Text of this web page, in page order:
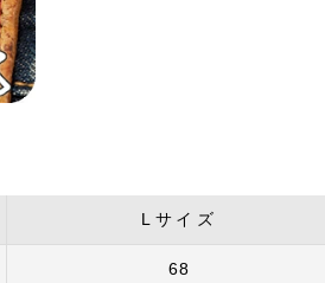
Lサイズ
68